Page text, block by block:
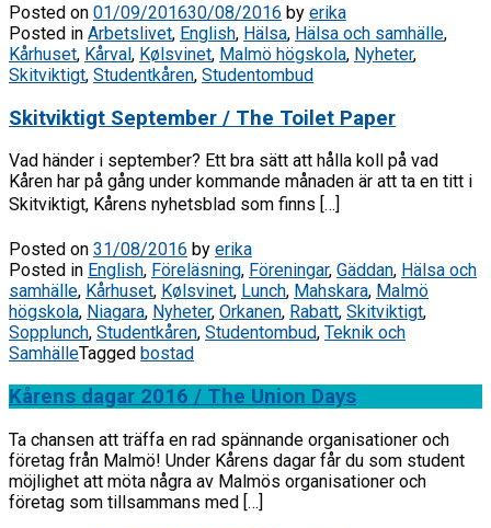
Posted on 01/09/201630/08/2016 by erika
Posted in Arbetslivet, English, Hälsa, Hälsa och samhälle,
Kårhuset, Kårval, Kølsvinet, Malmö högskola, Nyheter,
Skitviktigt, Studentkåren, Studentombud
Skitviktigt September / The Toilet Paper
Vad händer i september? Ett bra sätt att hålla koll på vad
Kåren har på gång under kommande månaden är att ta en titt i
Skitviktigt, Kårens nyhetsblad som finns […]
Posted on 31/08/2016 by erika
Posted in English, Föreläsning, Föreningar, Gäddan, Hälsa och
samhälle, Kårhuset, Kølsvinet, Lunch, Mahskara, Malmö
högskola, Niagara, Nyheter, Orkanen, Rabatt, Skitviktigt,
Sopplunch, Studentkåren, Studentombud, Teknik och
SamhälleTagged bostad
Kårens dagar 2016 / The Union Days
Ta chansen att träffa en rad spännande organisationer och
företag från Malmö! Under Kårens dagar får du som student
möjlighet att möta några av Malmös organisationer och
företag som tillsammans med […]